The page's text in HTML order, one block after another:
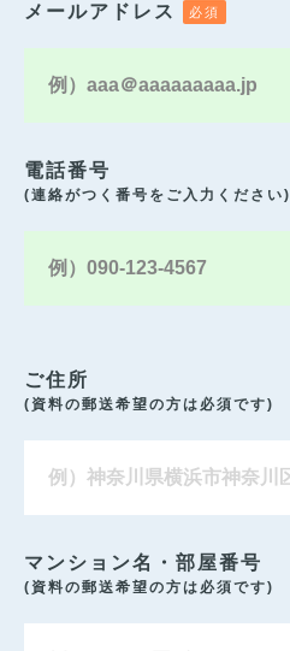
メールアドレス
電話番号
(連絡がつく番号をご入力ください)
ご住所
(資料の郵送希望の方は必須です)
マンション名・部屋番号
(資料の郵送希望の方は必須です)